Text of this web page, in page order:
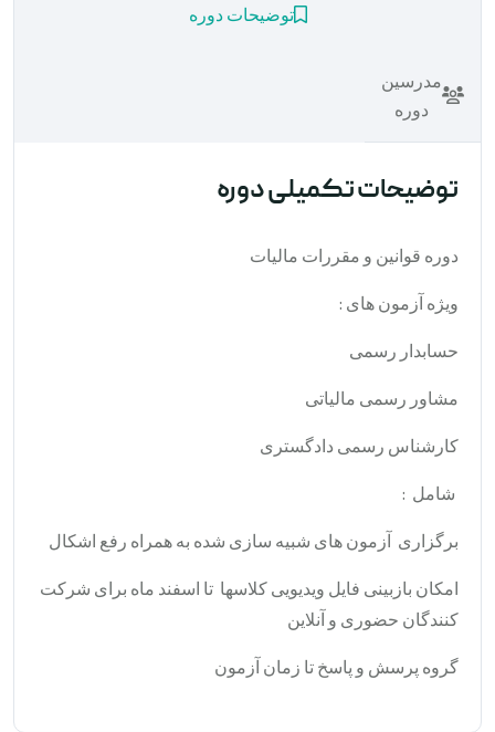
توضیحات دوره
مدرسین
دوره
توضیحات تکمیلی دوره
دوره قوانین و مقررات مالیات
ویژه آزمون های :
حسابدار رسمی
مشاور رسمی مالیاتی
کارشناس رسمی دادگستری
شامل :
برگزاری آزمون های شبیه سازی شده به همراه رفع اشکال
امکان بازبینی فایل ویدیویی کلاسها تا اسفند ماه برای شرکت
کنندگان حضوری و آنلاین
گروه پرسش و پاسخ تا زمان آزمون